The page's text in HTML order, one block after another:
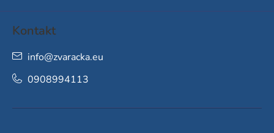
Kontakt
info@zvaracka.eu
0908994113